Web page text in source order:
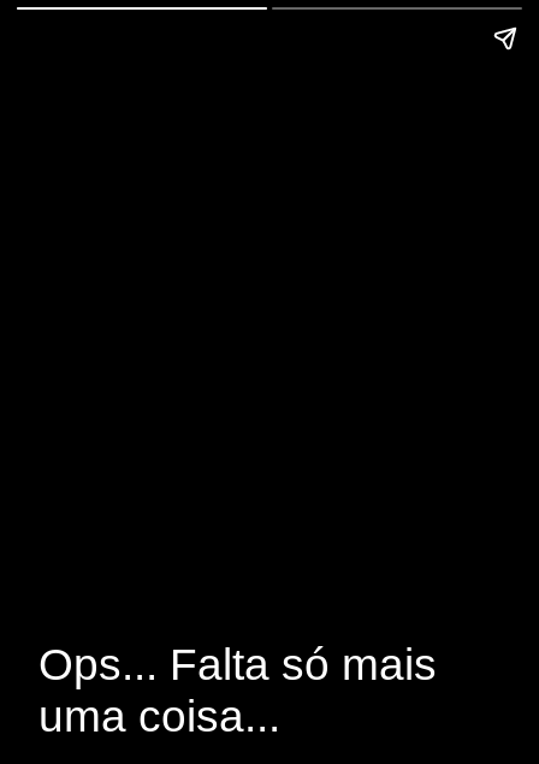
Ops... Falta só mais
uma coisa...